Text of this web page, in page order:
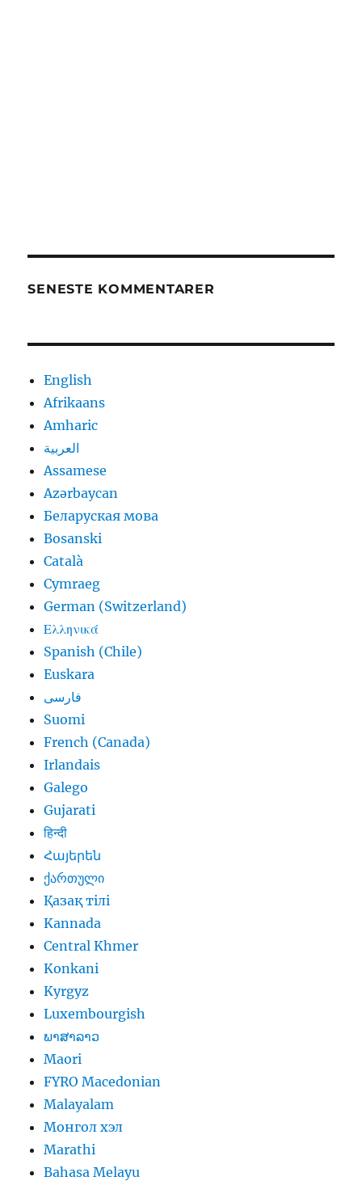
SENESTE KOMMENTARER
English
Afrikaans
Amharic
العربية
Assamese
Azərbaycan
Беларуская мова
Bosanski
Català
Cymraeg
German (Switzerland)
Ελληνικά
Spanish (Chile)
Euskara
فارسی
Suomi
French (Canada)
Irlandais
Galego
Gujarati
हिन्दी
Հայերեն
ქართული
Қазақ тілі
Kannada
Central Khmer
Konkani
Kyrgyz
Luxembourgish
ພາສາລາວ
Maori
FYRO Macedonian
Malayalam
Монгол хэл
Marathi
Bahasa Melayu